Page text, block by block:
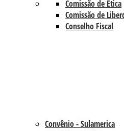
Comissão de Ética
Comissão de
Conselho Fiscal
Convênio - Sulamerica